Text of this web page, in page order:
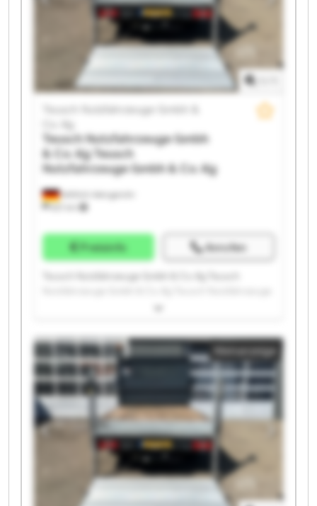
Gmbh & Co. Kg Teusch Nutzfahrzeuge Gmbh & Co. Kg
Teusch Nutzfahrzeuge Gmbh & Co. Kg Teusch
Nutzfahrzeuge Gmbh & Co. Kg Teusch Nutzfahrzeuge
Gmbh & Co. Kg Teusch Nutzfahrzeuge Gmbh & Co. Kg
Wittlich-Wengerohr
621 km
Teusch Nutzfahrzeuge Gmbh &
Co. Kg
Teusch Nutzfahrzeuge Gmbh
& Co. Kg Teusch
Nutzfahrzeuge Gmbh & Co. Kg
Preisinfo Anrufen
Teusch Nutzfahrzeuge Gmbh & Co. Kg Teusch
Gmbh & Co. Kg Teusch Nutzfahrzeuge Gmbh & Co. Kg
Nutzfahrzeuge Gmbh & Co. Kg Teusch Nutzfahrzeuge
Gmbh & Co. Kg Teusch Nutzfahrzeuge Gmbh & Co. Kg
Teusch Nutzfahrzeuge Gmbh & Co. Kg Teusch
Nutzfahrzeuge Gmbh & Co. Kg Teusch Nutzfahrzeuge
Gmbh & Co. Kg Teusch Nutzfahrzeuge Gmbh & Co. Kg
Teusch Nutzfahrzeuge Gmbh & Co. Kg Teusch
Nutzfahrzeuge Gmbh & Co. Kg Teusch Nutzfahrzeuge
Gmbh & Co. Kg Teusch Nutzfahrzeuge Gmbh & Co. Kg
Teusch Nutzfahrzeuge Gmbh & Co. Kg Teusch
Nutzfahrzeuge Gmbh & Co. Kg Teusch Nutzfahrzeuge
Gmbh & Co. Kg Teusch Nutzfahrzeuge Gmbh & Co. Kg
Kleinanzeige